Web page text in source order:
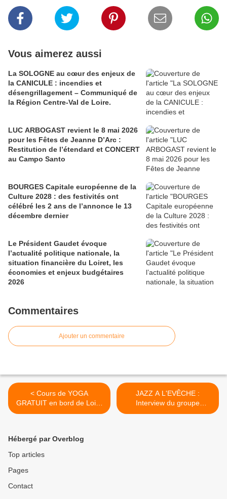
Vous aimerez aussi
La SOLOGNE au cœur des enjeux de
la CANICULE : incendies et
désengrillagement – Communiqué de
la Région Centre-Val de Loire.
LUC ARBOGAST revient le 8 mai 2026
pour les Fêtes de Jeanne D’Arc :
Restitution de l’étendard et CONCERT
au Campo Santo
BOURGES Capitale européenne de la
Culture 2028 : des festivités ont
célébré les 2 ans de l’annonce le 13
décembre dernier
Le Président Gaudet évoque
l’actualité politique nationale, la
situation financière du Loiret, les
économies et enjeux budgétaires
2026
Commentaires
Ajouter un commentaire
< Cours de YOGA
GRATUIT en bord de Loire
à ORLEANS...
JAZZ A L'EVÊCHE :
Interview du groupe
MELOBLAST... >
Hébergé par Overblog
Top articles
Pages
Contact